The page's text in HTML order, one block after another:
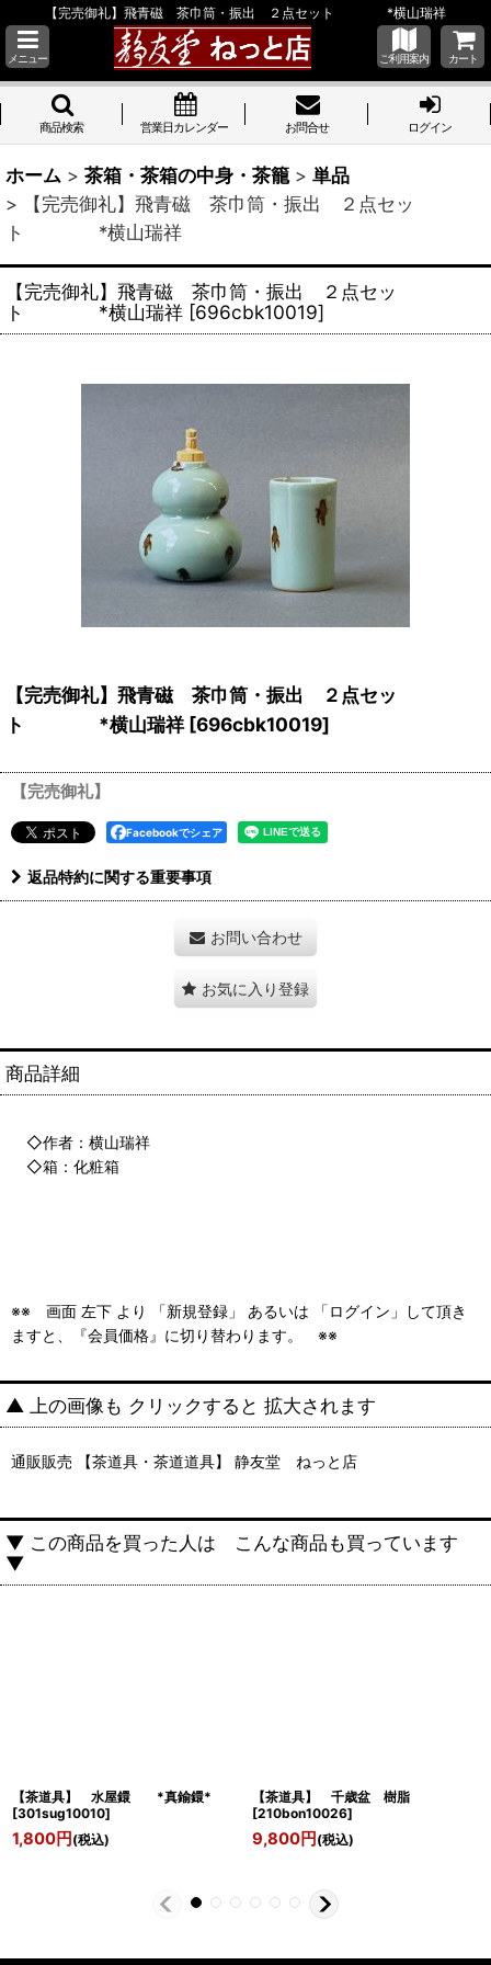
【完売御礼】飛青磁 茶巾筒・振出 ２点セット *横山瑞祥
メニュー ご利用案内 カート
商品検索 営業日カレンダー お問合せ ログイン
ホーム > 茶箱・茶箱の中身・茶籠 > 単品
>
【完売御礼】飛青磁 茶巾筒・振出 ２点セッ
ト *横山瑞祥
【完売御礼】飛青磁 茶巾筒・振出 ２点セッ
ト *横山瑞祥 [696cbk10019]
【完売御礼】飛青磁 茶巾筒・振出 ２点セッ
ト *横山瑞祥 [696cbk10019]
【完売御礼】
Facebookでシェア
返品特約に関する重要事項
お問い合わせ
お気に入り登録
商品詳細
◇作者：横山瑞祥
◇箱：化粧箱
※※ 画面 左下 より 「新規登録」 あるいは 「ログイン」して頂き
ますと、『会員価格』に切り替わります。 ※※
▲ 上の画像も クリックすると 拡大されます
通販販売 【茶道具・茶道道具】 静友堂 ねっと店
▼ この商品を買った人は こんな商品も買っています
▼
【茶道具】 水屋鐶 *真鍮鐶*
[301sug10010]
1,800円 (税込)
【茶道具】 千歳盆 樹脂
[210bon10026]
9,800円 (税込)